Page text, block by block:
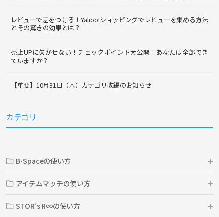
レビューで差をつける！Yahoo!ショッピングでレビューを集める方法
とその驚きの効果とは？
売上UPに欠かせない！チェックポイント大公開｜あなたは全部でき
ていますか？
【重要】10月31日（木）カテゴリ改編のお知らせ
カテゴリ
B-Spaceの使い方
アイテムマッチの使い方
STOR’s R∞の使い方